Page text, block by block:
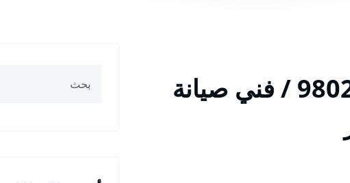
تصليح ثلاجات القرين / 98025055 / فني صيانة